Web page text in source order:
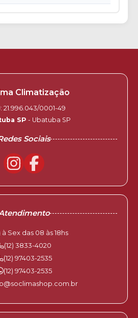
Climatização
21.996.043/0001-49
SP - Ubatuba SP
Sociais
à Sex das 08 às 18hs
(12) 3833-4020
(12) 97403-2535
(12) 97403-2535